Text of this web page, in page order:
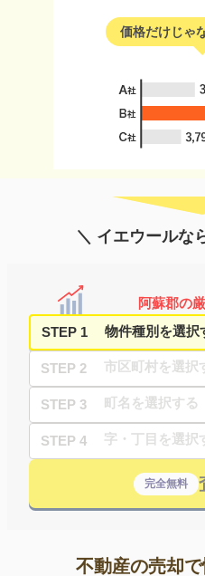
価格だけじゃ
＼ イエウールな
阿蘇郡の
STEP 1
STEP 2
STEP 3
STEP 4
完全無料
不動産の売却